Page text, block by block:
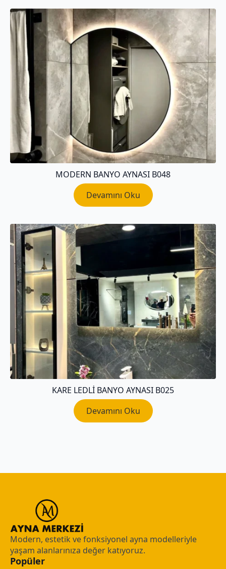
MODERN BANYO AYNASI B048
Devamını Oku
KARE LEDLI BANYO AYNASI B025
Devamını Oku
Modern, estetik ve fonksiyonel ayna modelleriyle
yaşam alanlarınıza değer katıyoruz.
Popüler